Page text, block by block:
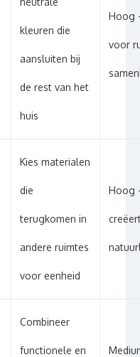
kleuren die
aansluiten bij
de rest van het
huis
Hoog
voor
Kies materialen
die
terugkomen in
andere ruimtes
voor eenheid
Hoog
Combineer
functionele en